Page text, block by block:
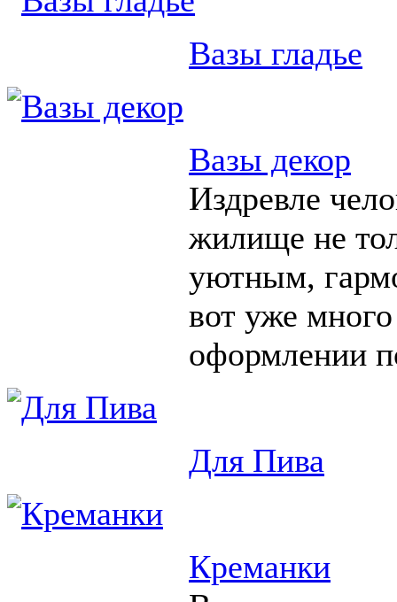
Вазы гладье
Вазы декор
Издревле
жилище не
уютным,
вот уже
оформлении
Для Пива
Креманки